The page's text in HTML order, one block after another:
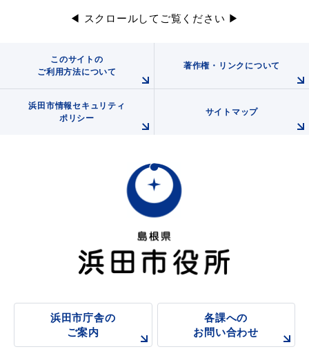
◀ スクロールしてご覧ください ▶
このサイトの
ご利用方法について
著作権・リンクについて
浜田市情報セキュリティ
ポリシー
サイトマップ
浜田市庁舎の
ご案内
各課への
お問い合わせ